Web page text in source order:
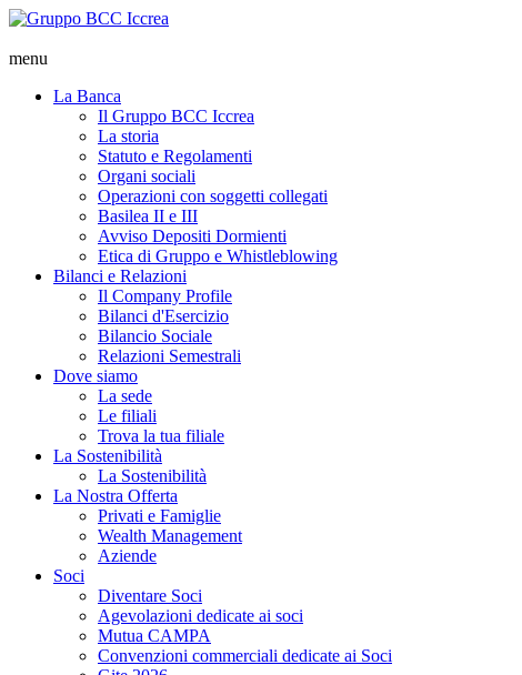
menu
La Banca
Il Gruppo BCC Iccrea
La storia
Statuto e Regolamenti
Organi sociali
Operazioni con soggetti collegati
Basilea II e III
Avviso Depositi Dormienti
Etica di Gruppo e Whistleblowing
Bilanci e Relazioni
Il Company Profile
Bilanci d'Esercizio
Bilancio Sociale
Relazioni Semestrali
Dove siamo
La sede
Le filiali
Trova la tua filiale
La Sostenibilità
La Sostenibilità
La Nostra Offerta
Privati e Famiglie
Wealth Management
Aziende
Soci
Diventare Soci
Agevolazioni dedicate ai soci
Mutua CAMPA
Convenzioni commerciali dedicate ai Soci